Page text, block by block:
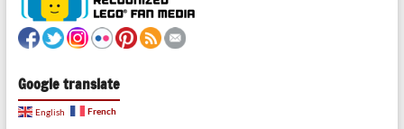
Google translate
English French